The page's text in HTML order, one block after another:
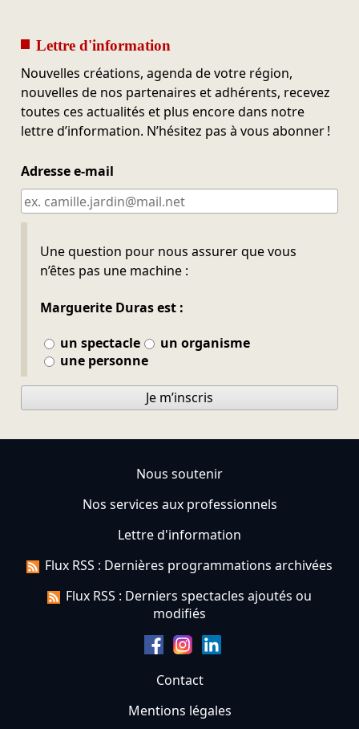
Lettre d'information
Nouvelles créations, agenda de votre région,
nouvelles de nos partenaires et adhérents, recevez
toutes ces actualités et plus encore dans notre
lettre d’information. N’hésitez pas à vous abonner !
Adresse e-mail
Une question pour nous assurer que vous
n’êtes pas une machine :
Marguerite Duras est :
un spectacle
un organisme
une personne
Ne pas remplir
Je m’inscris
Nous soutenir
Nos services aux professionnels
Lettre d'information
Flux RSS : Dernières programmations archivées
Flux RSS : Derniers spectacles ajoutés ou
modifiés
Contact
Mentions légales